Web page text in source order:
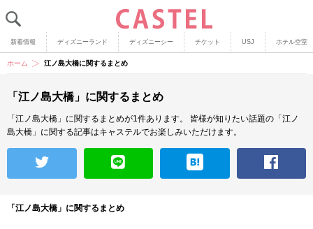
新着情報 ディズニーランド ディズニーシー チケット USJ ホテル空室
ホーム 江ノ島大橋に関するまとめ
「江ノ島大橋」に関するまとめ
「江ノ島大橋」に関するまとめが1件あります。
皆様が知りたい話題の「江ノ
島大橋」に関する記事はキャステルでお楽しみいただけます。
「江ノ島大橋」に関するまとめ